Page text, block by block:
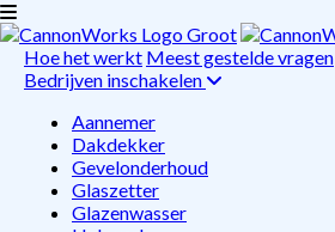
Hoe het werkt Meest gestelde vragen
Bedrijven inschakelen
Aannemer
Dakdekker
Gevelonderhoud
Glaszetter
Glazenwasser